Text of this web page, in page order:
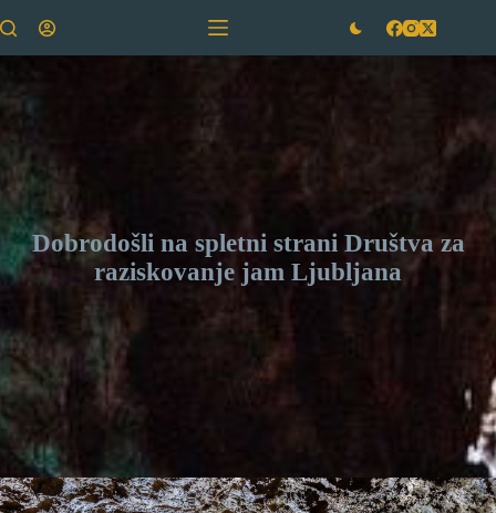
to
Dobrodošli na spletni strani Društva za
raziskovanje jam Ljubljana